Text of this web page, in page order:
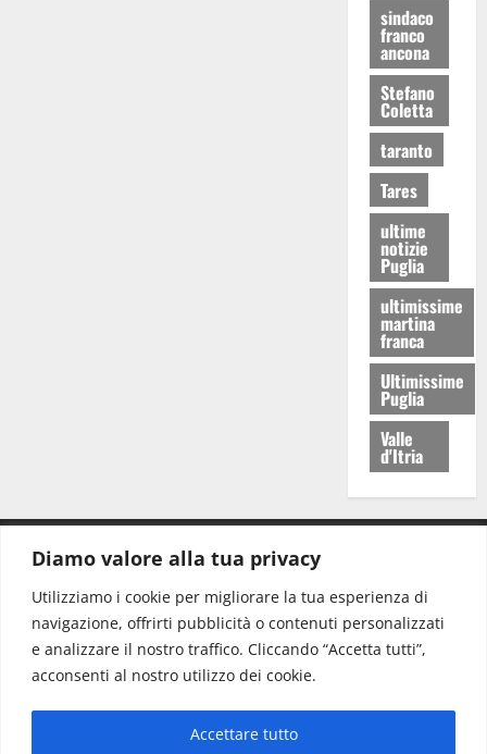
Diamo valore alla tua privacy
Utilizziamo i cookie per migliorare la tua esperienza di
navigazione, offrirti pubblicità o contenuti personalizzati
e analizzare il nostro traffico. Cliccando “Accetta tutti”,
acconsenti al nostro utilizzo dei cookie.
Accettare tutto
sindaco
franco
ancona
Stefano
Coletta
taranto
Tares
ultime
notizie
Puglia
ultimissime
martina
franca
Ultimissime
Puglia
Valle
d'Itria
Redazione: redazione@www.martinasera.it
Direttore:direttore@www.martinasera.it
Info & Commerciale:info@www.martinasera.it